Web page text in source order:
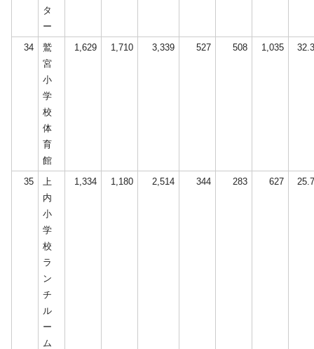
タ
ー
34
鷲
宮
小
学
校
体
育
館
1,629 1,710 3,339 527 508 1,035
35
上
内
小
学
校
ラ
ン
チ
ル
ー
ム
1,334 1,180 2,514 344 283 627